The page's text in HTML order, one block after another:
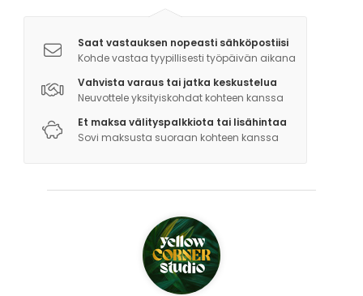
Saat vastauksen nopeasti sähköpostiisi
Kohde vastaa tyypillisesti työpäivän aikana
Vahvista varaus tai jatka keskustelua
Neuvottele yksityiskohdat kohteen kanssa
Et maksa välityspalkkiota tai lisähintaa
Sovi maksusta suoraan kohteen kanssa